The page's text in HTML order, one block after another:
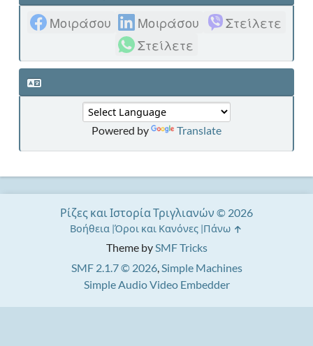
Μοιράσου Μοιράσου
Στείλετε
Στείλετε
Powered by Translate
Theme bySMF Tricks
SMF 2.1.7 © 2026,Simple Machines
Simple Audio Video Embedder
Ρίζες και Ιστορία Τριγλιανών © 2026
Βοήθεια Όροι και Κανόνες Πάνω